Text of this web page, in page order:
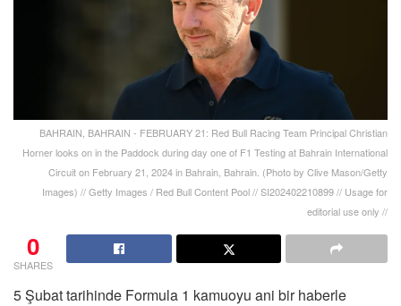
BAHRAIN, BAHRAIN - FEBRUARY 21: Red Bull Racing Team Principal Christian
Horner looks on in the Paddock during day one of F1 Testing at Bahrain International
Circuit on February 21, 2024 in Bahrain, Bahrain. (Photo by Clive Mason/Getty
Images) // Getty Images / Red Bull Content Pool // SI202402210899 // Usage for
editorial use only //
0
SHARES
5 Şubat tarihinde Formula 1 kamuoyu ani bir haberle